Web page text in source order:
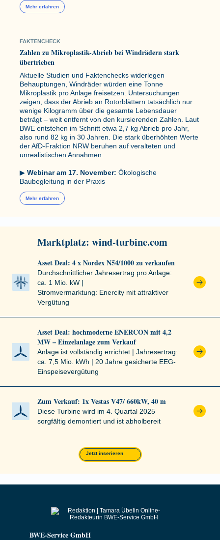
Mehr erfahren
FAKTENCHECK
Zahlen zu Mikroplastik-Abrieb bei Windrädern stark
übertrieben
Aktuelle Studien und Faktenchecks widerlegen
Behauptungen, Windräder würden eine Tonne
Mikroplastik pro Anlage freisetzen. Untersuchungen
zeigen, dass der Abrieb an Rotorblättern tatsächlich nur
wenige Kilogramm über die gesamte Lebensdauer
beträgt – weit entfernt von den kursierenden Zahlen. Laut
BWE entstehen im Schnitt etwa 2,7 kg Abrieb pro Jahr,
also rund 82 kg in 30 Jahren. Die stark überhöhten Werte
der AfD-Fraktion NRW beruhen auf veralteten und
unrealistischen Annahmen.
▶ Webinar am 17. November: Ökologische
Baubegleitung in der Praxis
Mehr erfahren
Marktplatz: wind-turbine.com
Asset Deal: 4 x Nordex N54/1000 zu verkaufen
Durchschnittlicher Jahresertrag pro Anlage:
ca. 1 Mio. kW |
Stromvermarktung: Enercity mit attraktiver
Vergütung
Asset Deal: hochmoderne ENERCON mit 4,2
MW – Einzelanlage zum Verkauf
Anlage ist vollständig errichtet | Jahresertrag:
ca. 7,5 Mio. kWh | 20 Jahre gesicherte EEG-
Einspeisevergütung
Zum Verkauf: 1x Vestas V47/ 660kW, 40 m
Diese Turbine wird im 4. Quartal 2025
sorgfältig demontiert und ist abholbereit
Jetzt inserieren
BWE-Service GmbH